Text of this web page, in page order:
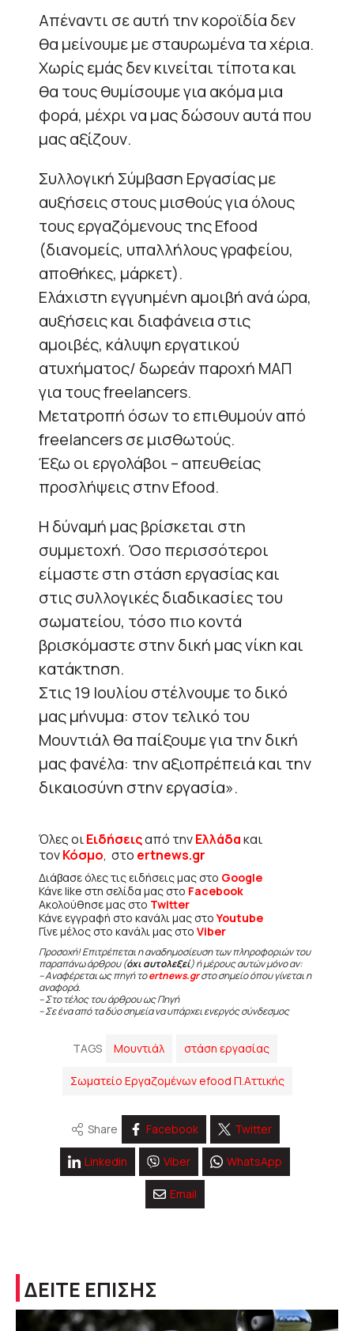
Απέναντι σε αυτή την κοροϊδία δεν
θα μείνουμε με σταυρωμένα τα χέρια.
Χωρίς εμάς δεν κινείται τίποτα και
θα τους θυμίσουμε για ακόμα μια
φορά, μέχρι να μας δώσουν αυτά που
μας αξίζουν.
Συλλογική Σύμβαση Εργασίας με
αυξήσεις στους μισθούς για όλους
τους εργαζόμενους της Efood
(διανομείς, υπαλλήλους γραφείου,
αποθήκες, μάρκετ).
Ελάχιστη εγγυημένη αμοιβή ανά ώρα,
αυξήσεις και διαφάνεια στις
αμοιβές, κάλυψη εργατικού
ατυχήματος/ δωρεάν παροχή ΜΑΠ
για τους freelancers.
Μετατροπή όσων το επιθυμούν από
freelancers σε μισθωτούς.
Έξω οι εργολάβοι – απευθείας
προσλήψεις στην Efood.
Η δύναμή μας βρίσκεται στη
συμμετοχή. Όσο περισσότεροι
είμαστε στη στάση εργασίας και
στις συλλογικές διαδικασίες του
σωματείου, τόσο πιο κοντά
βρισκόμαστε στην δική μας νίκη και
κατάκτηση.
Στις 19 Ιουλίου στέλνουμε το δικό
μας μήνυμα: στον τελικό του
Μουντιάλ θα παίξουμε για την δική
μας φανέλα: την αξιοπρέπειά και την
δικαιοσύνη στην εργασία».
Όλες οιΕιδήσειςαπό τηνΕλλάδακαι
τονΚόσμο, στο ertnews.gr
Διάβασε όλες τις ειδήσεις μας στο Google
Κάνε like στη σελίδα μας στο Facebook
Ακολούθησε μας στο Twitter
Κάνε εγγραφή στο κανάλι μας στοYoutube
Γίνε μέλος στο κανάλι μας στο Viber
Προσοχή! Επιτρέπεται η αναδημοσίευση των πληροφοριών του
παραπάνω άρθρου (όχι αυτολεξεί) ή μέρους αυτών μόνο αν:
– Αναφέρεται ως πηγή τοertnews.grστο σημείο όπου γίνεται η
αναφορά.
– Στο τέλος του άρθρου ως Πηγή
– Σε ένα από τα δύο σημεία να υπάρχει ενεργός σύνδεσμος
TAGS Μουντιάλ στάση εργασίας
Σωματείο Εργαζομένων efood Π.Αττικής
Share Facebook Twitter
Linkedin Viber WhatsApp
Email
ΔΕΙΤΕ ΕΠΙΣΗΣ